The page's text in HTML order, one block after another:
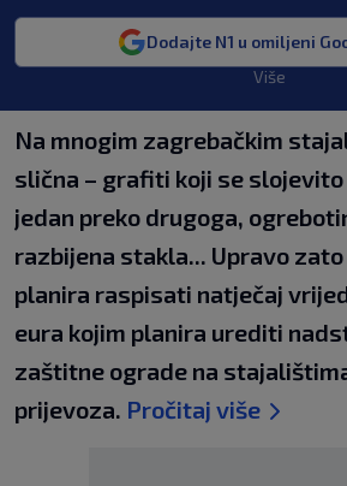
Dodajte N1 u omiljeni
Više
Na mnogim zagrebačkim
slična – grafiti koji se
jedan preko drugoga,
razbijena stakla... Upravo
planira raspisati natječaj
eura kojim planira urediti
zaštitne ograde na
prijevoza. Pročitaj više